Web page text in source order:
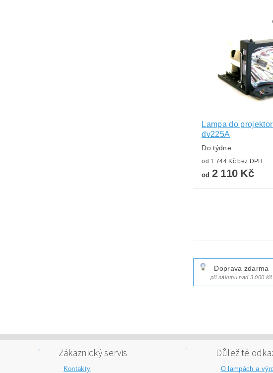
Lampa do
dv225A
Do týdne
od 1 744 Kč bez DPH
od 2 110 Kč
Doprava zdarma
při nákupu nad 3 000 Kč
Zákaznický servis
Kontakty
Důležité
O lampách a